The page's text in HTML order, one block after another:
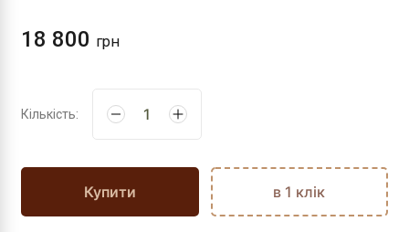
18 800 грн
Кількість:
Купити в 1 клік